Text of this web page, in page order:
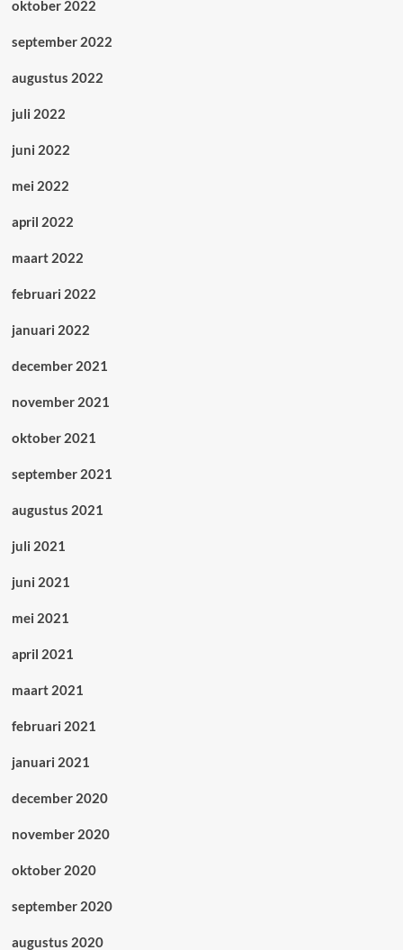
oktober 2022
september 2022
augustus 2022
juli 2022
juni 2022
mei 2022
april 2022
maart 2022
februari 2022
januari 2022
december 2021
november 2021
oktober 2021
september 2021
augustus 2021
juli 2021
juni 2021
mei 2021
april 2021
maart 2021
februari 2021
januari 2021
december 2020
november 2020
oktober 2020
september 2020
augustus 2020